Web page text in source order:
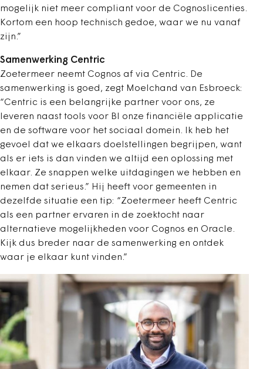
mogelijk niet meer compliant voor de Cognoslicenties.
Kortom een hoop technisch gedoe, waar we nu vanaf
zijn.”
Samenwerking Centric
Zoetermeer neemt Cognos af via Centric. De
samenwerking is goed, zegt Moelchand van Esbroeck:
“Centric is een belangrijke partner voor ons, ze
leveren naast tools voor BI onze financiële applicatie
en de software voor het sociaal domein. Ik heb het
gevoel dat we elkaars doelstellingen begrijpen, want
als er iets is dan vinden we altijd een oplossing met
elkaar. Ze snappen welke uitdagingen we hebben en
nemen dat serieus.” Hij heeft voor gemeenten in
dezelfde situatie een tip: “Zoetermeer heeft Centric
als een partner ervaren in de zoektocht naar
alternatieve mogelijkheden voor Cognos en Oracle.
Kijk dus breder naar de samenwerking en ontdek
waar je elkaar kunt vinden.”